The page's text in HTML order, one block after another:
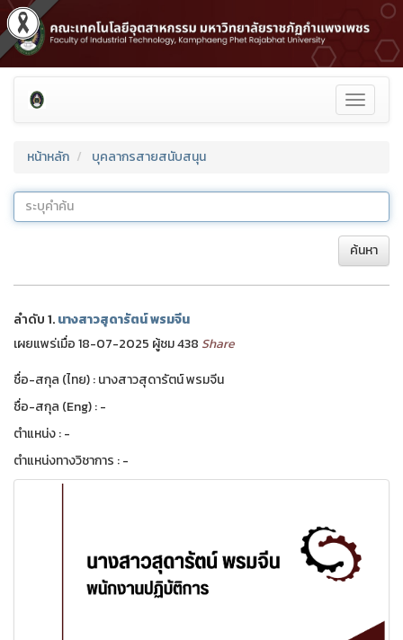
Toggle
หน้าหลัก
บุคลากรสายสนับสนุน
ค้นหา
ลำดับ 1.นางสาวสุดารัตน์ พรมจีน
เผยแพร่เมื่อ 18-07-2025 ผู้ชม 438 Share
ชื่อ-สกุล (ไทย) : นางสาวสุดารัตน์ พรมจีน
ชื่อ-สกุล (Eng) : -
ตำแหน่ง : -
ตำแหน่งทางวิชาการ : -